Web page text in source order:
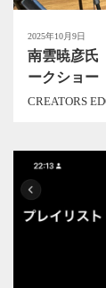
2025年10月9日
南雲暁彦氏
ークショー
CREATORS